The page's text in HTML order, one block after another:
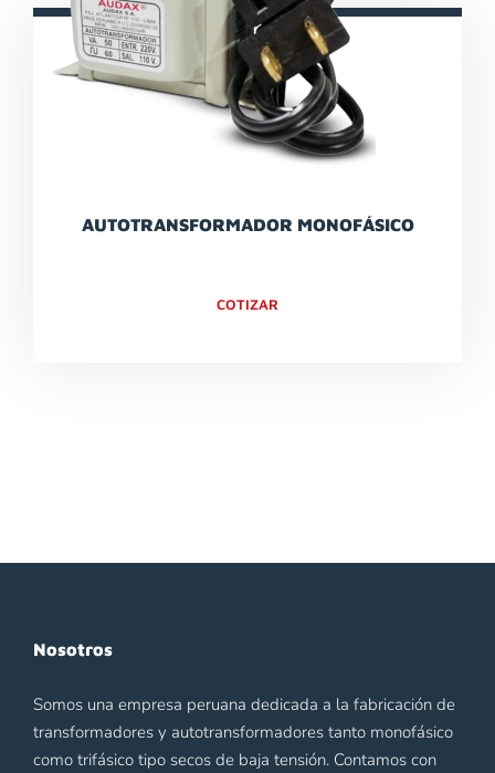
AUTOTRANSFORMADOR MONOFÁSICO
COTIZAR
Nosotros
Somos una empresa peruana dedicada a la fabricación de
transformadores y autotransformadores tanto monofásico
como trifásico tipo secos de baja tensión. Contamos con